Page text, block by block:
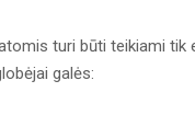
turi būti teikiami tik
galės: